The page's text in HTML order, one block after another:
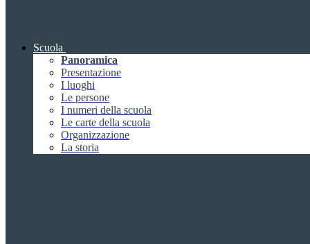
Scuola
Panoramica
Presentazione
I luoghi
Le persone
I numeri della scuola
Le carte della scuola
Organizzazione
La storia